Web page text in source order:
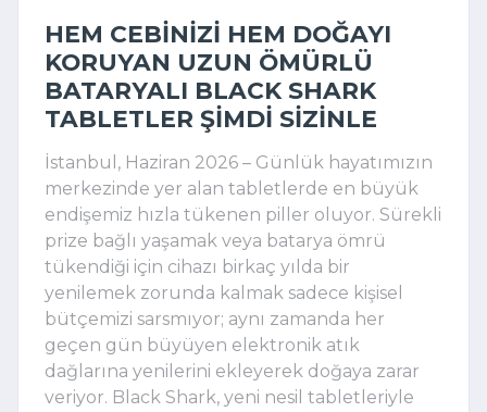
HEM CEBINIZI HEM DOĞAYI
KORUYAN UZUN ÖMÜRLÜ
BATARYALI BLACK SHARK
TABLETLER ŞIMDI SIZINLE
İstanbul, Haziran 2026 – Günlük hayatımızın
merkezinde yer alan tabletlerde en büyük
endişemiz hızla tükenen piller oluyor. Sürekli
prize bağlı yaşamak veya batarya ömrü
tükendiği için cihazı birkaç yılda bir
yenilemek zorunda kalmak sadece kişisel
bütçemizi sarsmıyor; aynı zamanda her
geçen gün büyüyen elektronik atık
dağlarına yenilerini ekleyerek doğaya zarar
veriyor. Black Shark, yeni nesil tabletleriyle